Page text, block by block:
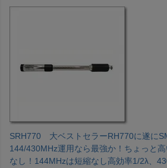
SRH770 大ベストセラーRH770に遂に
144/430MHz運用なら最強か！ちょっと
なし！144MHzは短縮なし高効率1/2λ、